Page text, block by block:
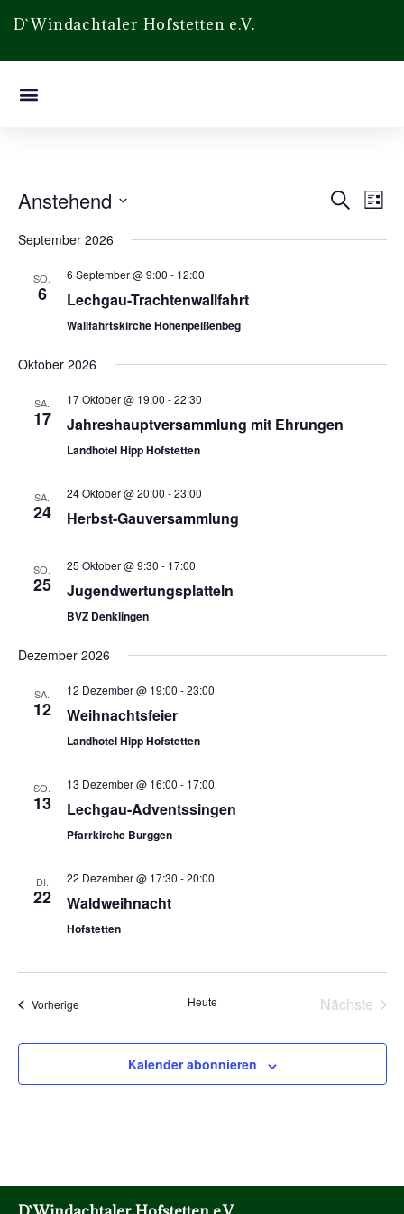
D`Windachtaler Hofstetten e.V.
SucheListe
Anstehend
wählen.
September 2026
SO.
6
6 September @ 9:00 - 12:00
Lechgau-Trachtenwallfahrt
Wallfahrtskirche Hohenpeißenbeg
Oktober 2026
SA.
17
17 Oktober @ 19:00 -22:30
Jahreshauptversammlung mit Ehrungen
Landhotel Hipp Hofstetten
SA.
24
24 Oktober @ 20:00 -23:00
Herbst-Gauversammlung
SO.
25
25 Oktober @ 9:30 - 17:00
Jugendwertungsplatteln
BVZ Denklingen
Dezember 2026
SA.
12
12 Dezember @ 19:00 -23:00
Weihnachtsfeier
Landhotel Hipp Hofstetten
SO.
13
13 Dezember @ 16:00 - 17:00
Lechgau-Adventssingen
Pfarrkirche Burggen
DI.
22
22 Dezember @ 17:30 -20:00
Waldweihnacht
Hofstetten
VorherigeVeranstaltungen Heute Nächste
Kalender abonnieren